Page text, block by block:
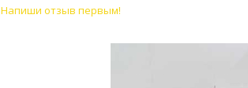
Напиши отзыв первым!